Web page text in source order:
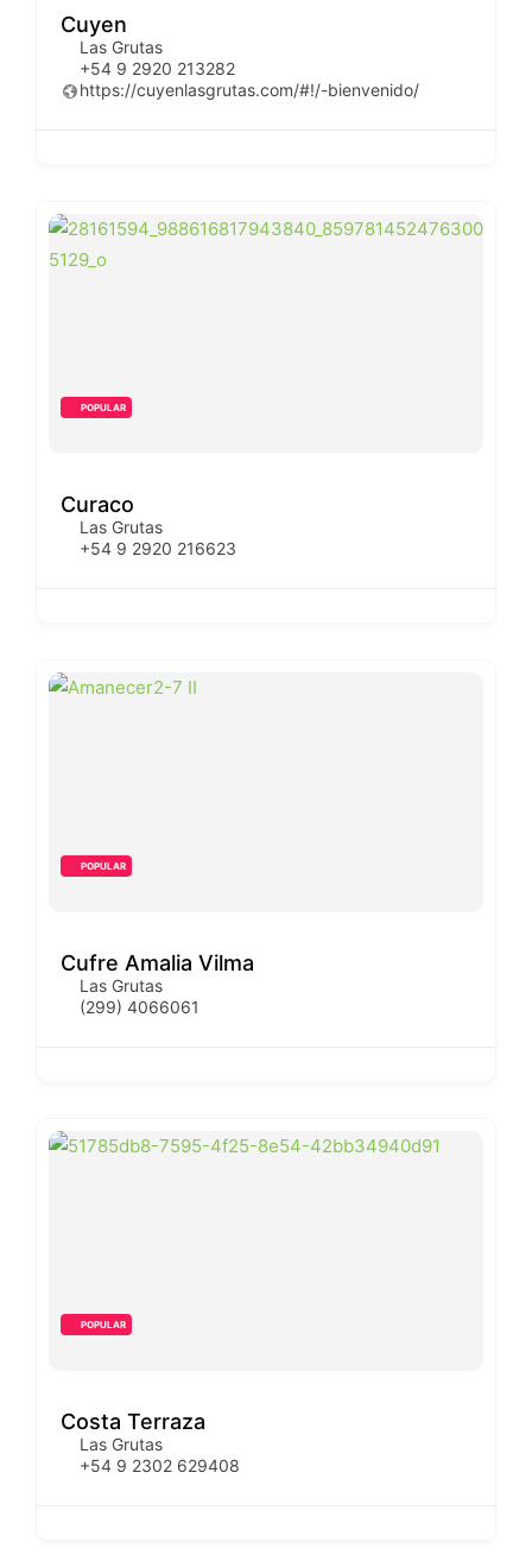
Cuyen
Las Grutas
+54 9 2920 213282
https://cuyenlasgrutas.com/#!/-bienvenido/
POPULAR
Curaco
Las Grutas
+54 9 2920 216623
POPULAR
Cufre Amalia Vilma
Las Grutas
(299) 4066061
POPULAR
Costa Terraza
Las Grutas
+54 9 2302 629408